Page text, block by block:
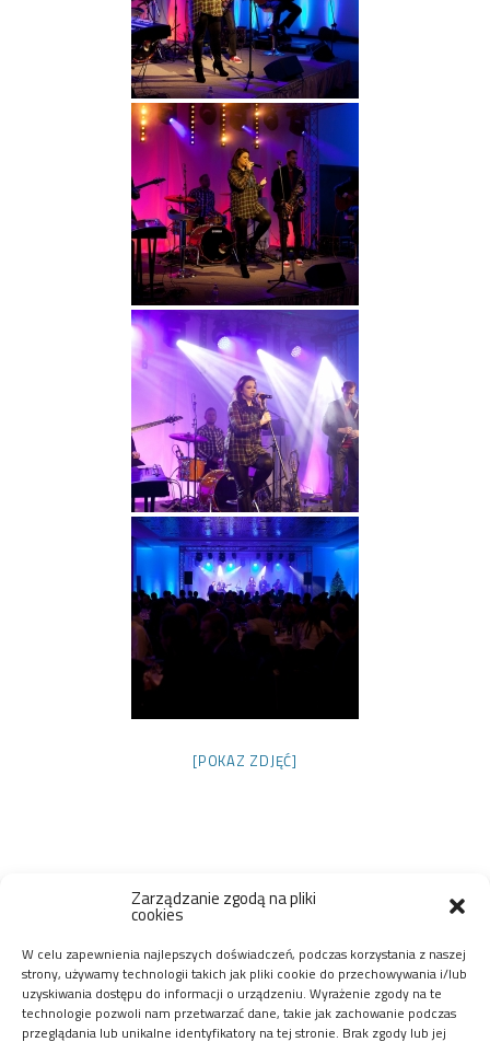
Zarządzanie zgodą na pliki
cookies
W celu zapewnienia najlepszych doświadczeń, podczas korzystania z naszej
strony, używamy technologii takich jak pliki cookie do przechowywania i/lub
uzyskiwania dostępu do informacji o urządzeniu. Wyrażenie zgody na te
technologie pozwoli nam przetwarzać dane, takie jak zachowanie podczas
przeglądania lub unikalne identyfikatory na tej stronie. Brak zgody lub jej
[POKAZ ZDJĘĆ]